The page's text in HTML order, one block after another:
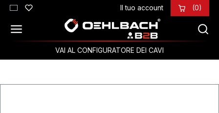
Passa al contenuto principale Il tuo account (0)
VAI AL CONFIGURATORE DEI CAVI